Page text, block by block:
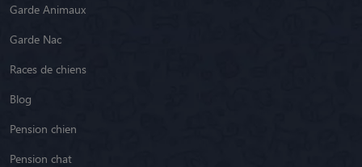
Garde Animaux
Garde Nac
Races de chiens
Blog
Pension chien
Pension chat